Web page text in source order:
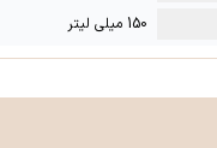
150 میلی لیتر